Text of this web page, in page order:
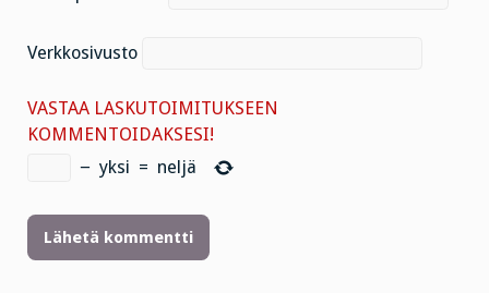
Verkkosivusto
VASTAA LASKUTOIMITUKSEEN
KOMMENTOIDAKSESI!
− yksi = neljä